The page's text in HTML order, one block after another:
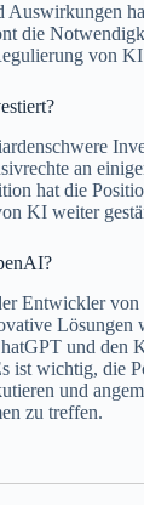
Auswirkungen
die
von
an
hat die
KI weiter
Entwickler von
Lösungen
und den
ist wichtig, die
und
zu treffen.